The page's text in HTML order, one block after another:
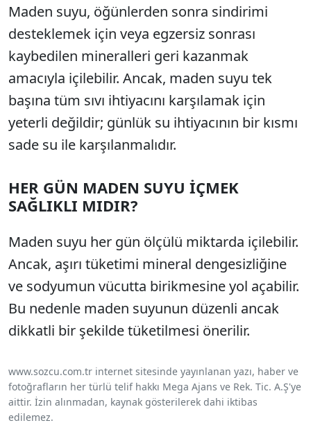
Maden suyu, öğünlerden sonra sindirimi
desteklemek için veya egzersiz sonrası
kaybedilen mineralleri geri kazanmak
amacıyla içilebilir. Ancak, maden suyu tek
başına tüm sıvı ihtiyacını karşılamak için
yeterli değildir; günlük su ihtiyacının bir kısmı
sade su ile karşılanmalıdır.
HER GÜN MADEN SUYU İÇMEK
SAĞLIKLI MIDIR?
Maden suyu her gün ölçülü miktarda içilebilir.
Ancak, aşırı tüketimi mineral dengesizliğine
ve sodyumun vücutta birikmesine yol açabilir.
Bu nedenle maden suyunun düzenli ancak
dikkatli bir şekilde tüketilmesi önerilir.
www.sozcu.com.tr internet sitesinde yayınlanan yazı, haber ve
fotoğrafların her türlü telif hakkı Mega Ajans ve Rek. Tic. A.Ş'ye
aittir. İzin alınmadan, kaynak gösterilerek dahi iktibas
edilemez.